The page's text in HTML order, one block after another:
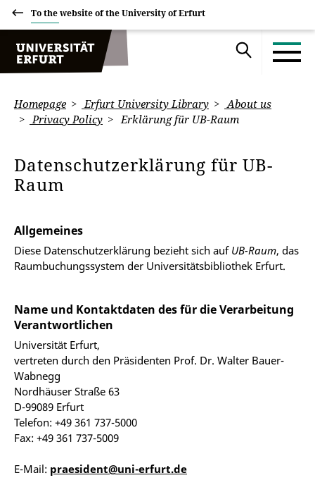
To the website of the University of Erfurt
Homepage Erfurt University Library
About us
Privacy Policy
Erklärung für UB-Raum
Datenschutzerklärung für UB-
Raum
Allgemeines
Diese Datenschutzerklärung bezieht sich auf UB-Raum, das
Raumbuchungssystem der Universitätsbibliothek Erfurt.
Name und Kontaktdaten des für die Verarbeitung
Verantwortlichen
Universität Erfurt,
vertreten durch den Präsidenten Prof. Dr. Walter Bauer-
Wabnegg
Nordhäuser Straße 63
D-99089 Erfurt
Telefon: +49 361 737-5000
Fax: +49 361 737-5009
E-Mail: praesident@uni-erfurt.de